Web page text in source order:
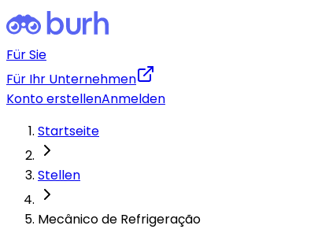
Für Sie
Für Ihr Unternehmen
Konto erstellenAnmelden
Startseite
Stellen
Mecânico de Refrigeração